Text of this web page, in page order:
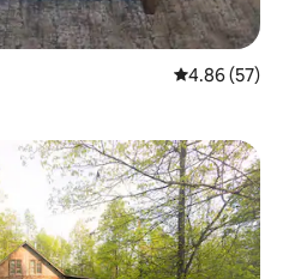
平均评分
4.86 (57)